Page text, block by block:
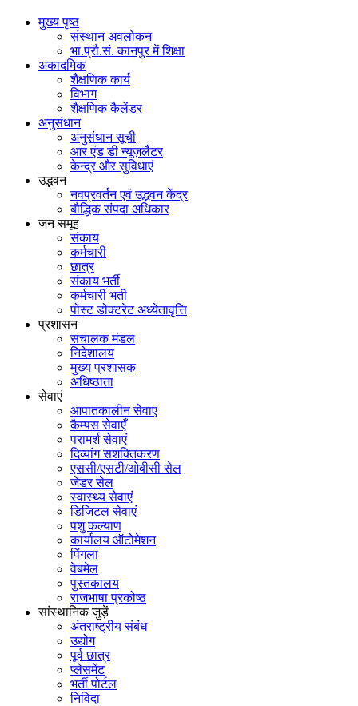
मुख्य पृष्ठ
संस्थान अवलोकन
भा.प्रौ.सं. कानपुर में शिक्षा
अकादमिक
शैक्षणिक कार्य
विभाग
शैक्षणिक कैलेंडर
अनुसंधान
अनुसंधान सूची
आर एंड डी न्यूज़लैटर
केन्द्र और सुविधाएं
उद्भवन
नवप्रवर्तन एवं उद्भवन केंद्र
बौद्धिक संपदा अधिकार
जन समूह
संकाय
कर्मचारी
छात्र
संकाय भर्ती
कर्मचारी भर्ती
पोस्‍ट डोक्‍टरेट अध्‍येतावृत्ति
प्रशासन
संचालक मंडल
निदेशालय
मुख्य प्रशासक
अधिष्ठाता
सेवाएं
आपातकालीन सेवाएं
कैम्पस सेवाएँ
परामर्श सेवाएं
दिव्यांग सशक्तिकरण
एससी/एसटी/ओबीसी सेल
जेंडर सेल
स्वास्थ्य सेवाएं
डिजिटल सेवाएं
पशु कल्याण
कार्यालय ऑटोमेशन
पिंगला
वेबमेल
पुस्तकालय
राजभाषा प्रकोष्ठ
सांस्थानिक जुड़ें
अंतराष्ट्रीय संबंध
उद्योग
पूर्व छात्र
प्लेसमेंट
भर्ती पोर्टल
निविदा